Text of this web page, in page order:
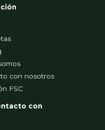
con nosotros
FSC
con